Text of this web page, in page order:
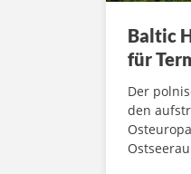
Baltic
für
Der
den